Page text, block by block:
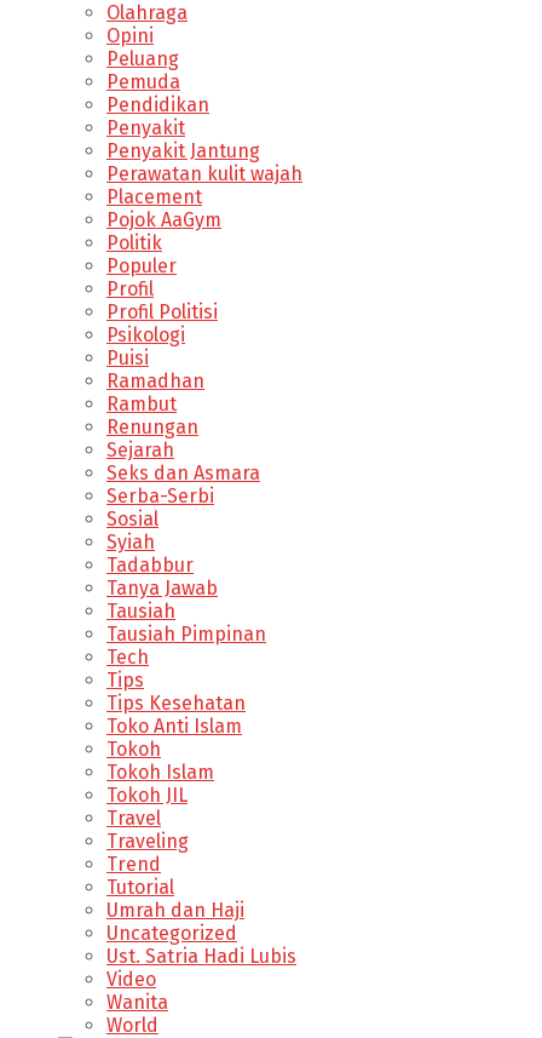
Olahraga
Opini
Peluang
Pemuda
Pendidikan
Penyakit
Penyakit Jantung
Perawatan kulit wajah
Placement
Pojok AaGym
Politik
Populer
Profil
Profil Politisi
Psikologi
Puisi
Ramadhan
Rambut
Renungan
Sejarah
Seks dan Asmara
Serba-Serbi
Sosial
Syiah
Tadabbur
Tanya Jawab
Tausiah
Tausiah Pimpinan
Tech
Tips
Tips Kesehatan
Toko Anti Islam
Tokoh
Tokoh Islam
Tokoh JIL
Travel
Traveling
Trend
Tutorial
Umrah dan Haji
Uncategorized
Ust. Satria Hadi Lubis
Video
Wanita
World